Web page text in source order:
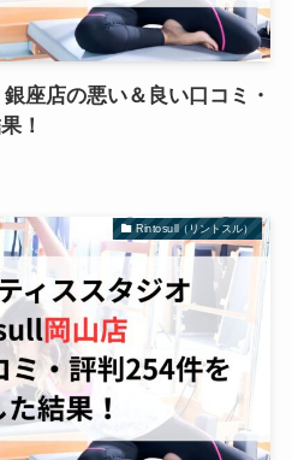
座店の悪い＆良い口コミ・
！
Rintosull（リントスル）